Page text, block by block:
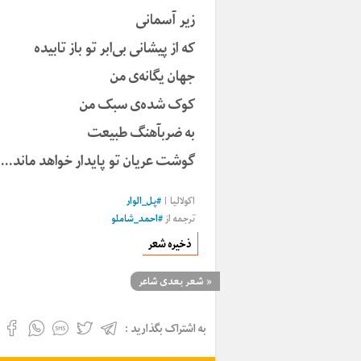
زیر آسمانى
که از پیشانى بى‌ابر تو باز تابیده
جهان یگانه‌ى من
کوک شده‌ى سبک من
به ضربآهنگ طبیعت
گوشت عریان تو پایدار خواهد ماند…
اکولالیا |
#پل_الوار
ترجمه از#احمد_شاملو
ذخیره شعر
« شعر بعدی شاعر
به اشتراک بگذارید :